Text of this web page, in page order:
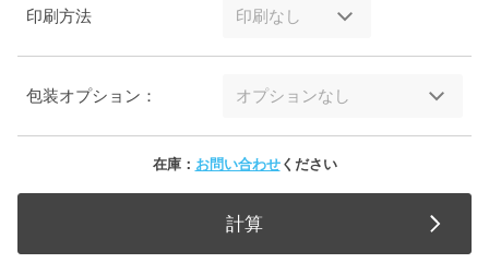
印刷方法
包装オプション：
在庫： お問い合わせください
計算